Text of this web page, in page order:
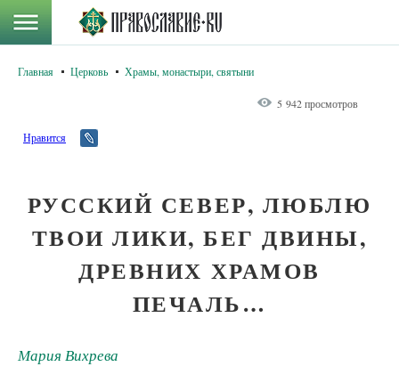
Главная Церковь Храмы, монастыри, святыни
5 942 просмотров
Нравится
РУССКИЙ СЕВЕР, ЛЮБЛЮ
ТВОИ ЛИКИ, БЕГ ДВИНЫ,
ДРЕВНИХ ХРАМОВ
ПЕЧАЛЬ…
Мария Вихрева